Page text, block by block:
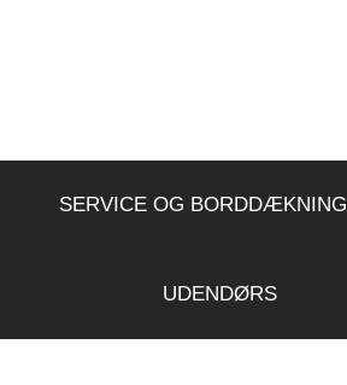
SERVICE OG BORDDÆKNING
UDENDØRS